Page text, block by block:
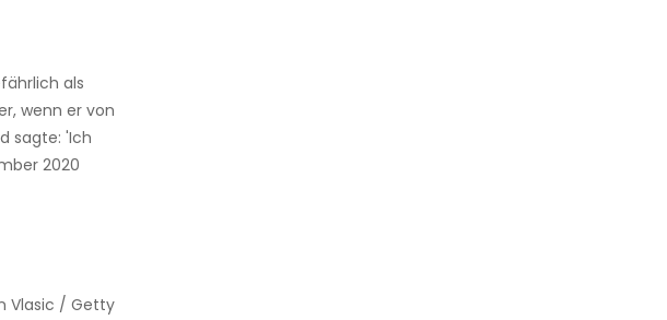
als
wenn er von
sagte: 'Ich
2020
Vlasic / Getty